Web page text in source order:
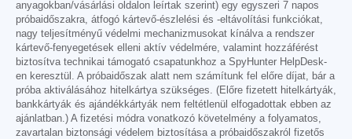
anyagokban/vásárlási oldalon leírtak szerint) egy egyszeri 7 napos
próbaidőszakra, átfogó kártevő-észlelési és -eltávolítási funkciókat,
nagy teljesítményű védelmi mechanizmusokat kínálva a rendszer
kártevő-fenyegetések elleni aktív védelmére, valamint hozzáférést
biztosítva technikai támogató csapatunkhoz a SpyHunter HelpDesk-
en keresztül. A próbaidőszak alatt nem számítunk fel előre díjat, bár a
próba aktiválásához hitelkártya szükséges. (Előre fizetett hitelkártyák,
bankkártyák és ajándékkártyák nem feltétlenül elfogadottak ebben az
ajánlatban.) A fizetési módra vonatkozó követelmény a folyamatos,
zavartalan biztonsági védelem biztosítása a próbaidőszakról fizetős